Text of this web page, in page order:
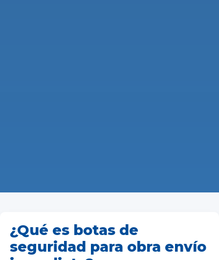
¿Qué es botas de
seguridad para obra envío